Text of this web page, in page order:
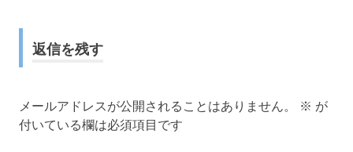
ゲ
ー
シ
ョ
返信を残す
メールアドレスが公開されることはありません。 ※ が
付いている欄は必須項目です